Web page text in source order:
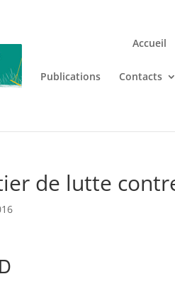
Accueil
Publications Contacts
Jouez n’importe où et
de lutte